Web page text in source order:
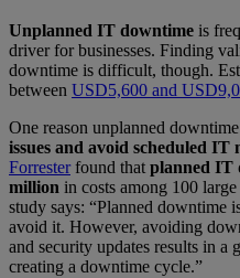
Unplanned IT downtime is
driver for businesses. Finding
downtime is difficult, though.
between USD5,600 and
One reason unplanned
issues and avoid scheduled IT
Forresterfound that planned IT
million in costs among 100
study says: “Planned downtime
avoid it. However, avoiding
and security updates results in a
creating a downtime cycle.”